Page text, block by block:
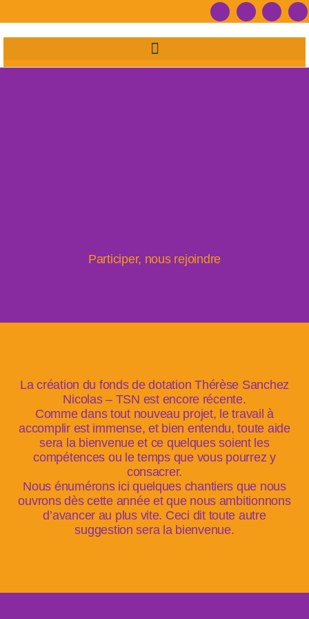
Participer, nous rejoindre
La création du fonds de dotation Thérèse Sanchez
Nicolas – TSN est encore récente.
Comme dans tout nouveau projet, le travail à
accomplir est immense, et bien entendu, toute aide
sera la bienvenue et ce quelques soient les
compétences ou le temps que vous pourrez y
consacrer.
Nous énumérons ici quelques chantiers que nous
ouvrons dès cette année et que nous ambitionnons
d’avancer au plus vite. Ceci dit toute autre
suggestion sera la bienvenue.